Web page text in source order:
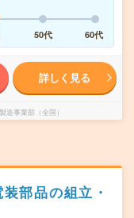
50代 60代
詳しく見る
事業部（全国）
部品の組立・